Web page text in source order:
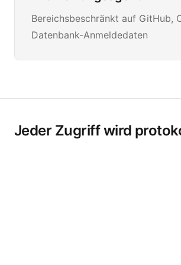
Bereichsbeschränkt auf GitHub,
Datenbank-Anmeldedaten
Jeder Zugriff wird